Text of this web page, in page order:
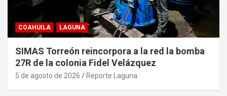
COAHUILA LAGUNA
SIMAS Torreón reincorpora a la red la bomba
27R de la colonia Fidel Velázquez
5 de agosto de 2026 Reporte Laguna